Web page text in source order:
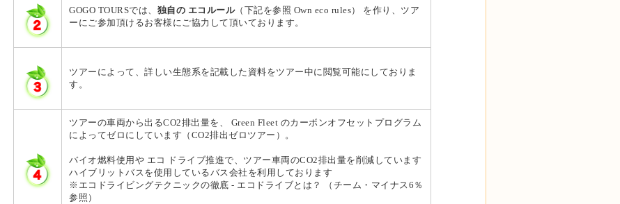
GOGO TOURSでは、 独自の エコルール（下記を参照 Own eco rules） を作り、ツア
ーにご参加頂けるお客様にご協力して頂いております。
ツアーによって、詳しい生態系を記載した資料をツアー中に閲覧可能にしておりま
す。
ツアーの車両から出るCO2排出量を、 Green Fleet のカーボンオフセットプログラム
によってゼロにしています（CO2排出ゼロツアー）。
バイオ燃料使用や エコ ドライブ推進で、ツアー車両のCO2排出量を削減しています
ハイブリットバスを使用しているバス会社を利用しております
※エコドライビングテクニックの徹底 - エコドライブとは？ （チーム・マイナス6％
参照）